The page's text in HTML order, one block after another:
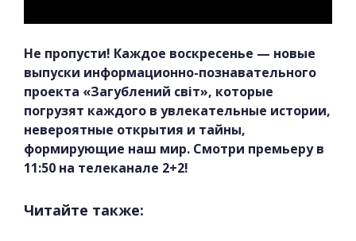
Не пропусти! Каждое воскресенье — новые
выпуски информационно-познавательного
проекта «Загублений світ», которые
погрузят каждого в увлекательные истории,
невероятные открытия и тайны,
формирующие наш мир. Смотри премьеру в
11:50 на телеканале 2+2!
Читайте также: